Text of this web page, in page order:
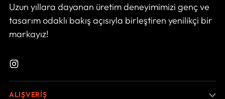
Uzun yıllara dayanan üretim deneyimimizi genç ve
tasarım odaklı bakış açısıyla birleştiren yenilikçi bir
markayız!
ALIŞVERİŞ